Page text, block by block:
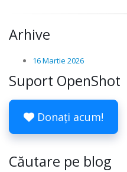
Arhive
16 Martie 2026
Suport OpenShot
Donați acum!
Căutare pe blog